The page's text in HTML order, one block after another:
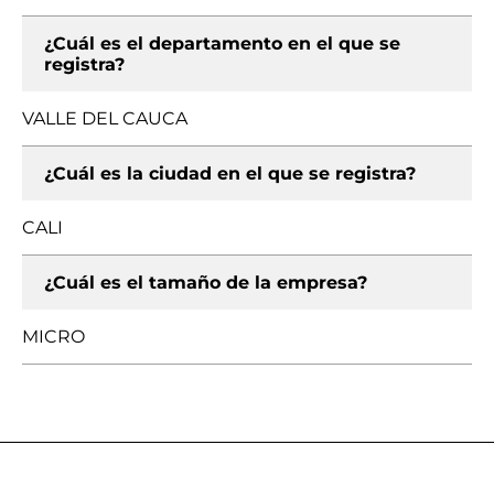
¿Cuál es el departamento en el que se
registra?
VALLE DEL CAUCA
¿Cuál es la ciudad en el que se registra?
CALI
¿Cuál es el tamaño de la empresa?
MICRO